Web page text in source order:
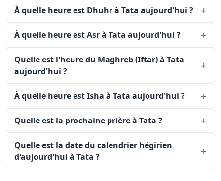
À quelle heure est Dhuhr à Tata aujourd'hui ?
À quelle heure est Asr à Tata aujourd'hui ?
Quelle est l'heure du Maghreb (Iftar) à Tata
aujourd'hui ?
À quelle heure est Isha à Tata aujourd'hui ?
Quelle est la prochaine prière à Tata ?
Quelle est la date du calendrier hégirien
d'aujourd'hui à Tata ?